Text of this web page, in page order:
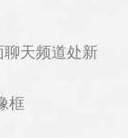
天频道处新
框